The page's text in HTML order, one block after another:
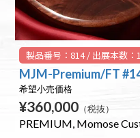
製品番号：814 / 出展本数：1
MJM-Premium/FT
希望小売価格
¥360,000 （税抜）
PREMIUM Momose